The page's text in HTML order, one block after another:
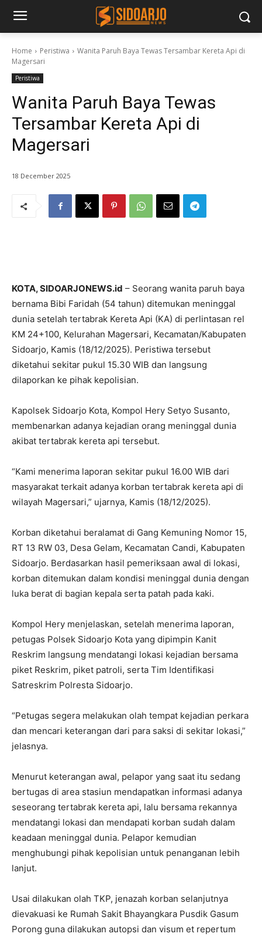
Home Peristiwa
Wanita Paruh Baya Tewas Tersambar Kereta Api di
Magersari
Peristiwa
Wanita Paruh Baya Tewas
Tersambar Kereta Api di
Magersari
18 December 2025
KOTA, SIDOARJONEWS.id – Seorang wanita paruh baya
bernama Bibi Faridah (54 tahun) ditemukan meninggal
dunia setelah tertabrak Kereta Api (KA) di perlintasan rel
KM 24+100, Kelurahan Magersari, Kecamatan/Kabupaten
Sidoarjo, Kamis (18/12/2025). Peristiwa tersebut
diketahui sekitar pukul 15.30 WIB dan langsung
dilaporkan ke pihak kepolisian.
Kapolsek Sidoarjo Kota, Kompol Hery Setyo Susanto,
membenarkan adanya kejadian orang meninggal dunia
akibat tertabrak kereta api tersebut.
“Kami menerima laporan sekitar pukul 16.00 WIB dari
masyarakat terkait adanya korban tertabrak kereta api di
wilayah Magersari,” ujarnya, Kamis (18/12/2025).
Korban diketahui beralamat di Gang Kemuning Nomor 15,
RT 13 RW 03, Desa Gelam, Kecamatan Candi, Kabupaten
Sidoarjo. Berdasarkan hasil pemeriksaan awal di lokasi,
korban ditemukan dalam kondisi meninggal dunia dengan
luka berat di bagian kepala serta patah pada kaki.
Kompol Hery menjelaskan, setelah menerima laporan,
petugas Polsek Sidoarjo Kota yang dipimpin Kanit
Reskrim langsung mendatangi lokasi kejadian bersama
piket Reskrim, piket patroli, serta Tim Identifikasi
Satreskrim Polresta Sidoarjo.
“Petugas segera melakukan olah tempat kejadian perkara
dan mencari keterangan dari para saksi di sekitar lokasi,”
jelasnya.
Menurut keterangan awal, pelapor yang saat itu sedang
bertugas di area stasiun mendapatkan informasi adanya
seseorang tertabrak kereta api, lalu bersama rekannya
mendatangi lokasi dan mendapati korban sudah dalam
keadaan meninggal dunia. Pelapor kemudian
menghubungi pihak kepolisian untuk penanganan lebih
lanjut.
Usai dilakukan olah TKP, jenazah korban selanjutnya
dievakuasi ke Rumah Sakit Bhayangkara Pusdik Gasum
Porong guna dilakukan autopsi dan visum et repertum